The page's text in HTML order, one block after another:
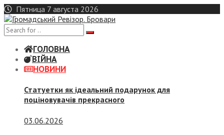
Skip
to
content
Пятница 7 августа 2026
ГОЛОВНА
ВІЙНА
НОВИНИ
Статуетки як ідеальний подарунок для
поціновувачів прекрасного
03.06.2026